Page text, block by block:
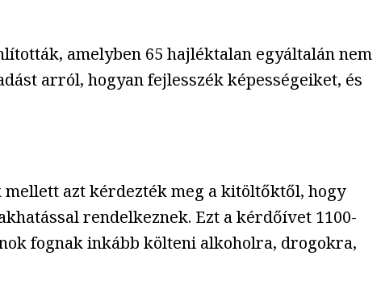
amelyben 65 hajléktalan egyáltalán nem
arról, hogyan fejlesszék képességeiket, és
azt kérdezték meg a kitöltőktől, hogy
rendelkeznek. Ezt a kérdőívet 1100-
fognak inkább költeni alkoholra, drogokra,